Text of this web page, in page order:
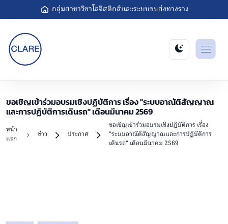
กลุ่มสาขาวิชาโลจิสติกส์และระบบขนส่งทางราง
ขอเชิญเข้าร่วมอบรมเชิงปฏิบัติการ เรื่อง "ระบบอาณัติสัญญาณ
และการปฏิบัติการเดินรถ" เดือนมีนาคม 2569
หน้า
แรก
ข่าว ประกาศ
ขอเชิญเข้าร่วมอบรมเชิงปฏิบัติการ เรื่อง
"ระบบอาณัติสัญญาณและการปฏิบัติการ
เดินรถ" เดือนมีนาคม 2569